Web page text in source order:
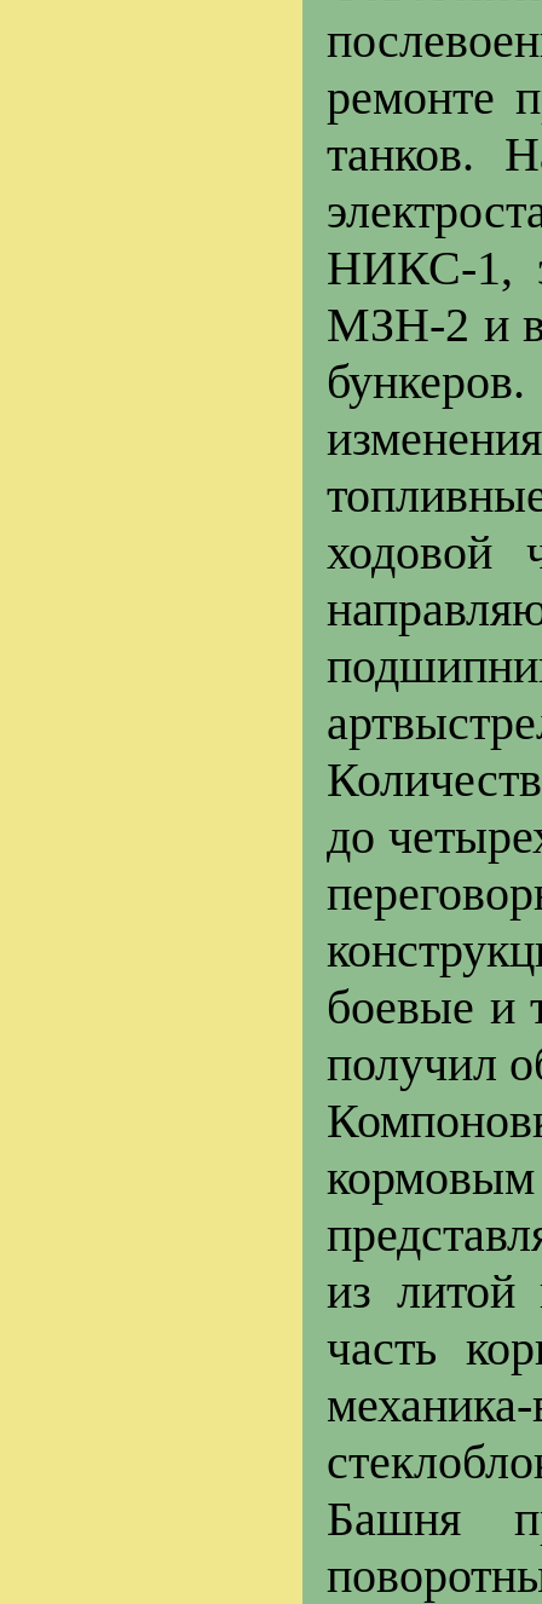
ремонте
танков.
НИКС-1,
МЗН-2 и
ходовой
до
боевые и
получил
из литой
часть
Башня